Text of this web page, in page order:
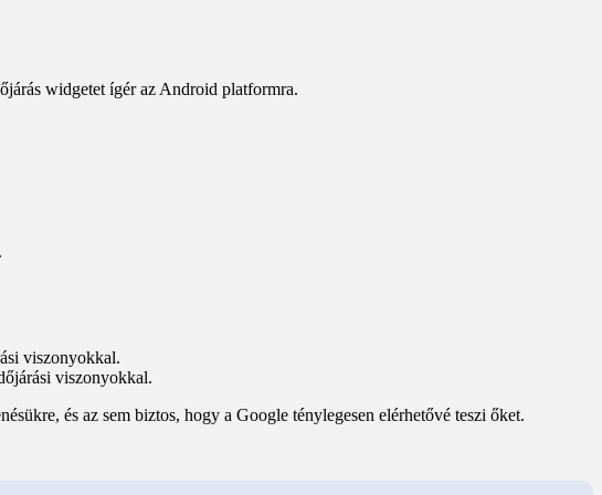
widgetet ígér az Android platformra.
viszonyokkal.
viszonyokkal.
és az sem biztos, hogy a Google ténylegesen elérhetővé teszi őket.